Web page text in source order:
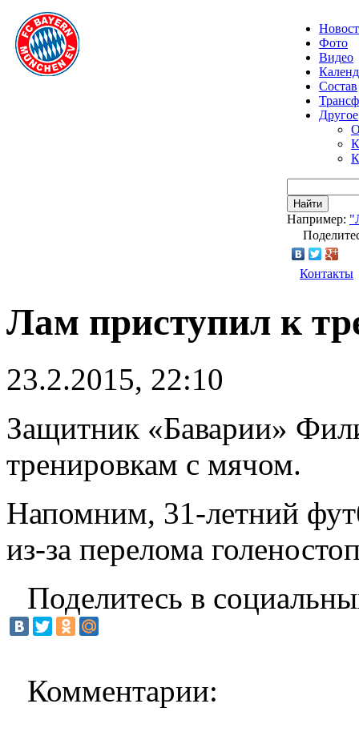
Фото
Видео
Состав
Другое
Найти
Например:
Контакты
Лам приступил к
23.2.2015, 22:10
Защитник «Баварии»
тренировкам с мячом.
Напомним, 31-летний
из-за перелома
Поделитесь в
Комментарии: